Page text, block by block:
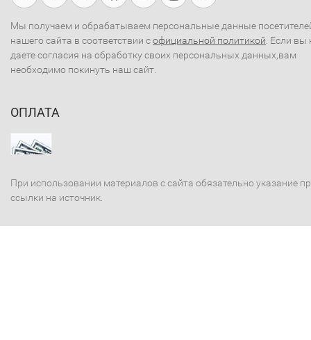
Мы получаем и обрабатываем персональные данные
нашего сайта в соответствии софициальной политикой . Если вы
даете согласия на обработку своих персональных данных,вам
необходимо покинуть наш сайт.
ОПЛАТА
При использовании материалов с сайта обязательно указание
ссылки на источник.